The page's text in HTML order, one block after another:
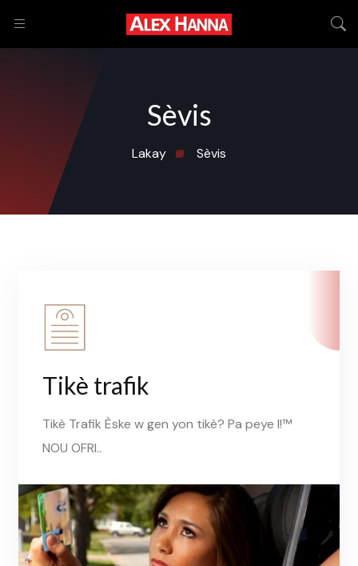
Sèvis
Lakay Sèvis
Tikè trafik
Tikè Trafik Èske w gen yon tikè? Pa peye l!™
NOU OFRI..